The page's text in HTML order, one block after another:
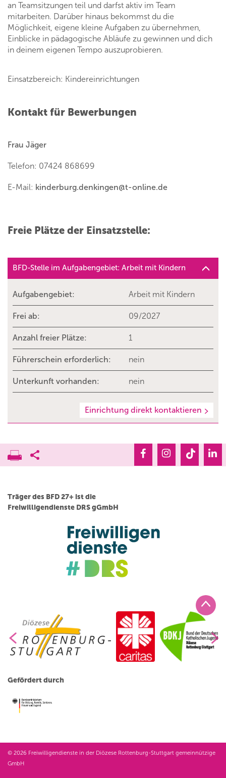
an Teamsitzungen teil und darfst aktiv im Team
mitarbeiten. Darüber hinaus bekommst du die
Möglichkeit, eigene kleine Aufgaben zu übernehmen,
Einblicke in pädagogische Abläufe zu gewinnen und dich
in deinem eigenen Tempo auszuprobieren.
Einsatzbereich: Kindereinrichtungen
Kontakt für Bewerbungen
Frau Jäger
Telefon: 07424 868699
E-Mail: kinderburg.denkingen@t-online.de
Freie Plätze der Einsatzstelle:
BFD-Stelle im Aufgabengebiet: Arbeit mit Kindern
Aufgabengebiet: Arbeit mit Kindern
Frei ab: 09/2027
Anzahl freier Plätze: 1
Führerschein erforderlich: nein
Unterkunft vorhanden: nein
Einrichtung direkt kontaktieren
Träger des BFD 27+ ist die
Freiwilligendienste DRS gGmbH
Gefördert durch
© 2026 Freiwilligendienste in der Diözese Rottenburg-Stuttgart gemeinnützige
GmbH